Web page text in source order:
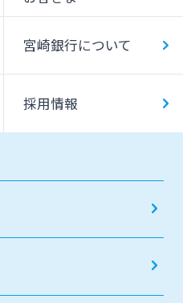
宮崎銀行について
採用情報